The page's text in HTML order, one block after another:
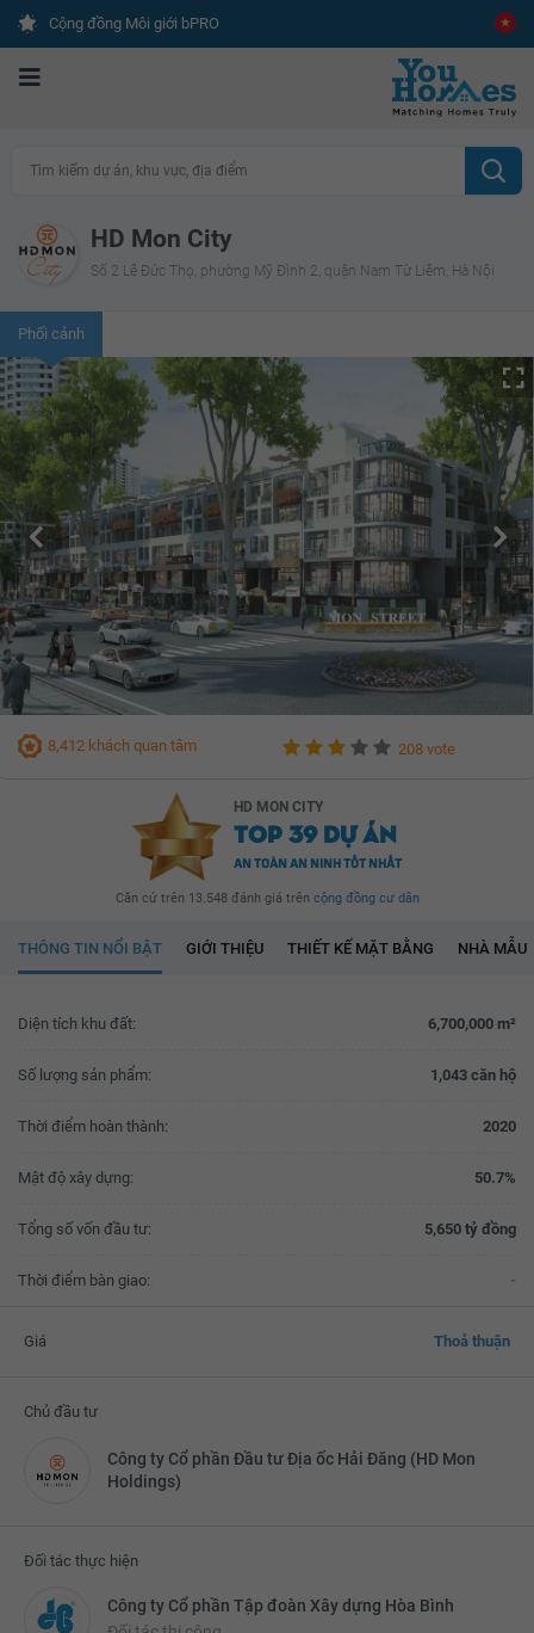
Cộng đồng Môi giới bPRO
Tìm kiếm dự án, khu vực, địa điểm
HD Mon City
Số 2 Lê Đức Thọ, phường Mỹ Đình 2, quận Nam Từ Liêm, Hà Nội
Phối cảnh
8,412 khách quan tâm 208 vote
HD MON CITY
TOP 39 DỰ ÁN
AN TOÀN AN NINH TỐT NHẤT
Căn cứ trên 13.548 đánh giá trên cộng đồng cư dân
THÔNG TIN NỔI BẬT GIỚI THIỆU THIẾT KẾ MẶT BẰNG NHÀ MẪU
Diện tích khu đất: 6,700,000 m²
Số lượng sản phẩm: 1,043 căn hộ
Thời điểm hoàn thành: 2020
Mật độ xây dựng: 50.7%
Tổng số vốn đầu tư: 5,650 tỷ đồng
Thời điểm bàn giao: -
Giá Thoả thuận
Chủ đầu tư
Công ty Cổ phần Đầu tư Địa ốc Hải Đăng (HD Mon
Holdings)
Đối tác thực hiện
Công ty Cổ phần Tập đoàn Xây dựng Hòa Bình